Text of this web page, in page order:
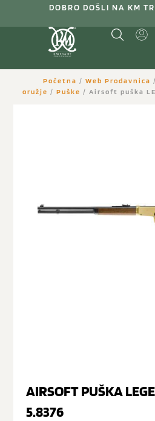
DOBRO DOŠLI NA KM
Početna / Web Prodavnica /
oružje / Puške / Airsoft puška
AIRSOFT PUŠKA
5.8376